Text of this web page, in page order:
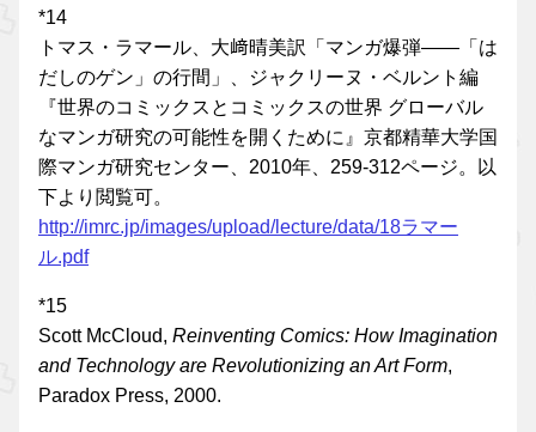
*14
トマス・ラマール、大﨑晴美訳「マンガ爆弾――「は
だしのゲン」の行間」、ジャクリーヌ・ベルント編
『世界のコミックスとコミックスの世界 グローバル
なマンガ研究の可能性を開くために』京都精華大学国
際マンガ研究センター、2010年、259-312ページ。以
下より閲覧可。
http://imrc.jp/images/upload/lecture/data/18ラマー
ル.pdf
*15
Scott McCloud, Reinventing Comics: How Imagination
and Technology are Revolutionizing an Art Form,
Paradox Press, 2000.